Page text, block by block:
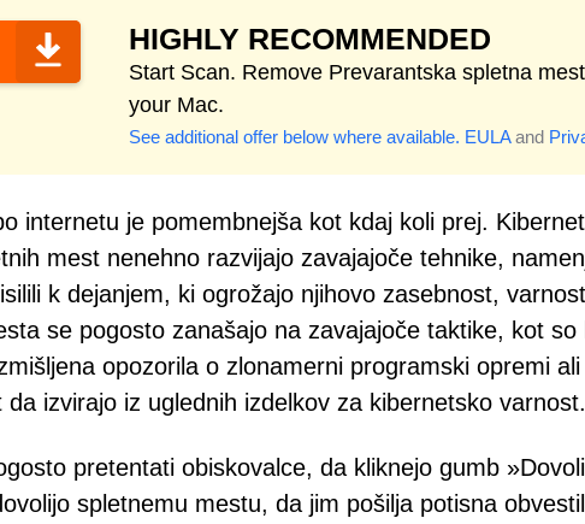
HIGHLY RECOMMENDED
Start Scan. Remove Prevarantska spletna
your Mac.
See additional offer below where available. EULAand
internetu je pomembnejša kot kdaj koli prej.
mest nenehno razvijajo zavajajoče tehnike,
k dejanjem, ki ogrožajo njihovo zasebnost,
se pogosto zanašajo na zavajajoče taktike, kot so
opozorila o zlonamerni programski opremi
izvirajo iz uglednih izdelkov za kibernetsko varnost.
pretentati obiskovalce, da kliknejo gumb
spletnemu mestu, da jim pošilja potisna